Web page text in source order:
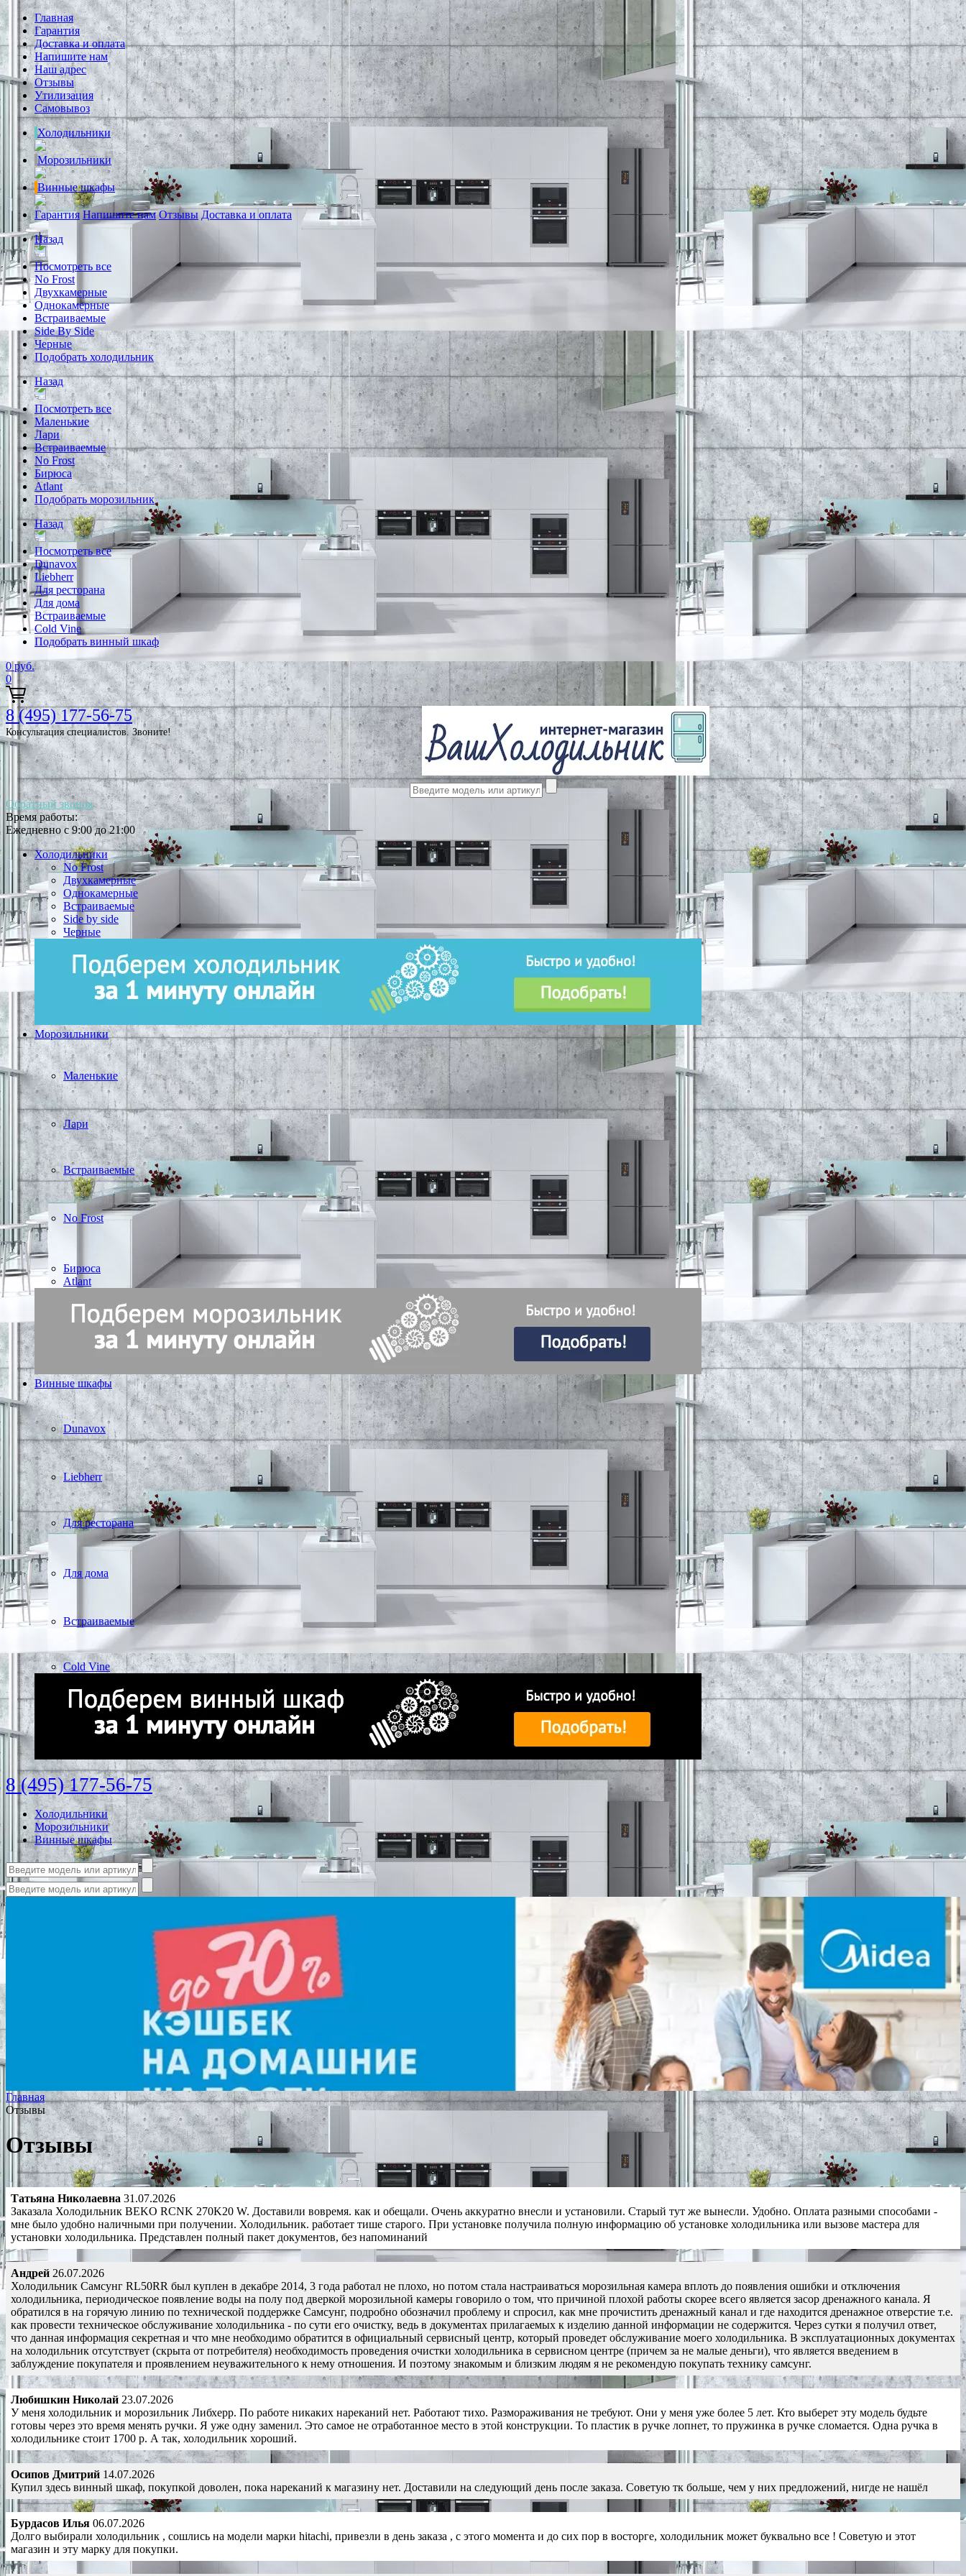
Главная
Гарантия
Доставка и оплата
Напишите нам
Наш адрес
Отзывы
Утилизация
Самовывоз
Холодильники
Морозильники
Винные шкафы
Гарантия Напишите нам Отзывы Доставка и оплата
Назад
Посмотреть все
No Frost
Двухкамерные
Однокамерные
Встраиваемые
Side By Side
Черные
Подобрать холодильник
Назад
Посмотреть все
Маленькие
Лари
Встраиваемые
No Frost
Бирюса
Atlant
Подобрать морозильник
Назад
Посмотреть все
Dunavox
Liebherr
Для ресторана
Для дома
Встраиваемые
Cold Vine
Подобрать винный шкаф
0 руб.
0
8 (495) 177-56-75
Консультация специалистов. Звоните!
Обратный звонок
Время работы:
Ежедневно с 9:00 до 21:00
Холодильники
No Frost
Двухкамерные
Однокамерные
Встраиваемые
Side by side
Черные
Морозильники
Маленькие
Лари
Встраиваемые
No Frost
Бирюса
Atlant
Винные шкафы
Dunavox
Liebherr
Для ресторана
Для дома
Встраиваемые
Cold Vine
8 (495) 177-56-75
Холодильники
Морозильники
Винные шкафы
Главная
Отзывы
Отзывы
Татьяна Николаевна 31.07.2026
Заказала Холодильник BEKO RCNK 270K20 W. Доставили вовремя. как и обещали. Очень аккуратно внесли и установили. Старый тут же вынесли. Удобно. Оплата разными способами -
мне было удобно наличными при получении. Холодильник. работает тише старого. При установке получила полную информацию об установке холодильника или вызове мастера для
установки холодильника. Представлен полный пакет документов, без напоминаний
Андрей 26.07.2026
Холодильник Самсунг RL50RR был куплен в декабре 2014, 3 года работал не плохо, но потом стала настраиваться морозильная камера вплоть до появления ошибки и отключения
холодильника, периодическое появление воды на полу под дверкой морозильной камеры говорило о том, что причиной плохой работы скорее всего является засор дренажного канала. Я
обратился в на горячую линию по технической поддержке Самсунг, подробно обозначил проблему и спросил, как мне прочистить дренажный канал и где находится дренажное отверстие т.е.
как провести техническое обслуживание холодильника - по сути его очистку, ведь в документах прилагаемых к изделию данной информации не содержится. Через сутки я получил ответ,
что данная информация секретная и что мне необходимо обратится в официальный сервисный центр, который проведет обслуживание моего холодильника. В эксплуатационных документах
на холодильник отсутствует (скрыта от потребителя) необходимость проведения очистки холодильника в сервисном центре (причем за не малые деньги), что является введением в
заблуждение покупателя и проявлением неуважительного к нему отношения. И поэтому знакомым и близким людям я не рекомендую покупать технику самсунг.
Любишкин Николай 23.07.2026
У меня холодильник и морозильник Либхерр. По работе никаких нареканий нет. Работают тихо. Размораживания не требуют. Они у меня уже более 5 лет. Кто выберет эту модель будьте
готовы через это время менять ручки. Я уже одну заменил. Это самое не отработанное место в этой конструкции. То пластик в ручке лопнет, то пружинка в ручке сломается. Одна ручка в
холодильнике стоит 1700 р. А так, холодильник хороший.
Осипов Дмитрий 14.07.2026
Купил здесь винный шкаф, покупкой доволен, пока нареканий к магазину нет. Доставили на следующий день после заказа. Советую тк больше, чем у них предложений, нигде не нашёл
Бурдасов Илья 06.07.2026
Долго выбирали холодильник , сошлись на модели марки hitachi, привезли в день заказа , с этого момента и до сих пор в восторге, холодильник может буквально все ! Советую и этот
магазин и эту марку для покупки.